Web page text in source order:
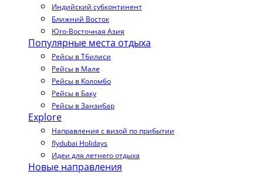
Индийский субконтинент
Ближний Восток
Юго-Восточная Азия
Популярные места отдыха
Рейсы в Тбилиси
Рейсы в Мале
Рейсы в Коломбо
Рейсы в Баку
Рейсы в Занзибар
Explore
Направления с визой по прибытии
flydubai Holidays
Идеи для летнего отдыха
Новые направления